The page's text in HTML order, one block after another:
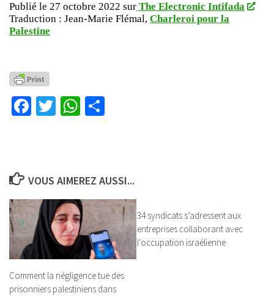
Publié le 27 octobre 2022 sur The Electronic Intifada
Traduction : Jean-Marie Flémal, Charleroi pour la
Palestine
Facebook
TwitterWhatsApp
VOUS AIMEREZ AUSSI...
Comment la négligence tue des
prisonniers palestiniens dans
34 syndicats s’adressent aux
entreprises collaborant avec
l’occupation israélienne